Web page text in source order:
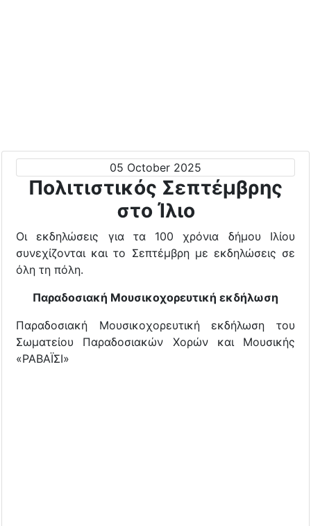
05 October 2025
Πολιτιστικός Σεπτέμβρης
στο Ίλιο
Οι εκδηλώσεις για τα 100 χρόνια δήμου Ιλίου
συνεχίζονται και το Σεπτέμβρη με εκδηλώσεις σε
όλη τη πόλη.
Παραδοσιακή Μουσικοχορευτική εκδήλωση
Παραδοσιακή Μουσικοχορευτική εκδήλωση του
Σωματείου Παραδοσιακών Χορών και Μουσικής
«ΡΑΒΑΪΣΙ»